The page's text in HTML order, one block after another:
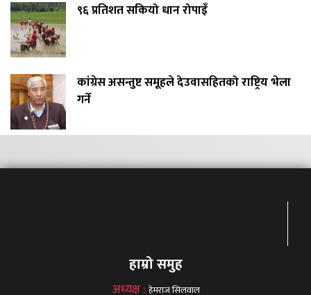
९६ प्रतिशत सकियो धान रोपाइँ
कांग्रेस असन्तुष्ट समूहले देउवासहितको राष्ट्रिय भेला
गर्ने
हाम्रो समुह
अध्यक्ष : हेमराज सिलवाल